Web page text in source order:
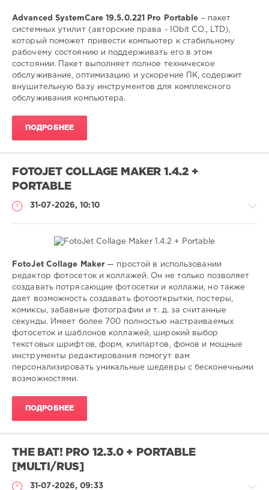
Advanced SystemCare 19.5.0.221 Pro Portable – пакет
системных утилит (авторские права - IObit CO., LTD),
который поможет привести компьютер к стабильному
рабочему состоянию и поддерживать его в этом
состоянии. Пакет выполняет полное техническое
обслуживание, оптимизацию и ускорение ПК, содержит
внушительную базу инструментов для комплексного
обслуживания компьютера.
ПОДРОБНЕЕ
FOTOJET COLLAGE MAKER 1.4.2 +
PORTABLE
31-07-2026, 10:10
SamDel
0
редактор,
коллажей,
фото,
создать,
FotoJet Collage Maker — простой в использовании
редактор фотосеток и коллажей. Он не только позволяет
создавать потрясающие фотосетки и коллажи, но также
дает возможность создавать фотооткрытки, постеры,
комиксы, забавные фотографии и т. д. за считанные
секунды. Имеет более 700 полностью настраиваемых
фотосеток и шаблонов коллажей, широкий выбор
текстовых шрифтов, форм, клипартов, фонов и мощные
инструменты редактирования помогут вам
персонализировать уникальные шедевры с бесконечными
возможностями.
ПОДРОБНЕЕ
THE BAT! PRO 12.3.0 + PORTABLE
[MULTI/RUS]
31-07-2026, 09:33